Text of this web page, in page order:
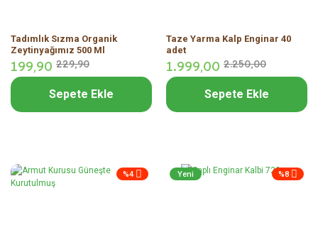
Tadımlık Sızma Organik
Zeytinyağımız 500 Ml
199,90 229,90
Sepete Ekle
Taze Yarma Kalp Enginar 40
adet
1.999,00 2.250,00
Sepete Ekle
%4 %8
Yeni